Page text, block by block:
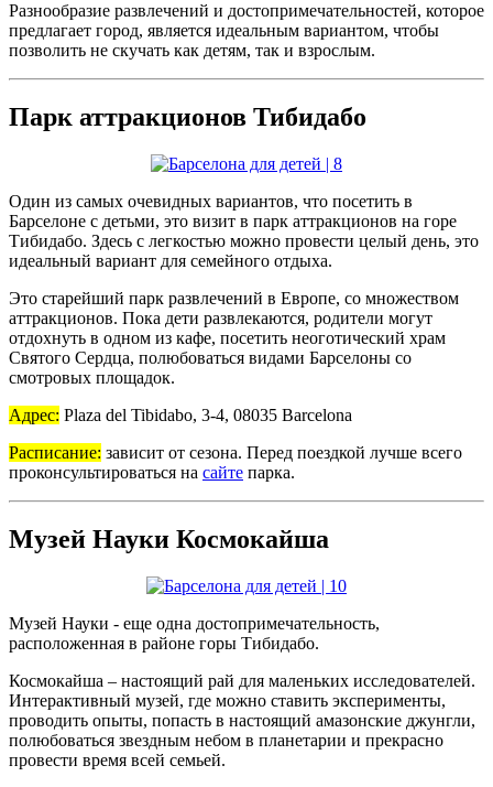
Разнообразие развлечений и достопримечательностей, которое
предлагает город, является идеальным вариантом, чтобы
позволить не скучать как детям, так и взрослым.
Парк аттракционов Тибидабо
Один из самых очевидных вариантов, что посетить в
Барселоне с детьми, это визит в парк аттракционов на горе
Тибидабо. Здесь с легкостью можно провести целый день, это
идеальный вариант для семейного отдыха.
Это старейший парк развлечений в Европе, со множеством
аттракционов. Пока дети развлекаются, родители могут
отдохнуть в одном из кафе, посетить неоготический храм
Святого Сердца, полюбоваться видами Барселоны со
смотровых площадок.
Адрес: Plaza del Tibidabo, 3-4, 08035 Barcelona
Расписание: зависит от сезона. Перед поездкой лучше всего
проконсультироваться на сайте парка.
Музей Науки Космокайша
Музей Науки - еще одна достопримечательность,
расположенная в районе горы Тибидабо.
Космокайша – настоящий рай для маленьких исследователей.
Интерактивный музей, где можно ставить эксперименты,
проводить опыты, попасть в настоящий амазонские джунгли,
полюбоваться звездным небом в планетарии и прекрасно
провести время всей семьей.